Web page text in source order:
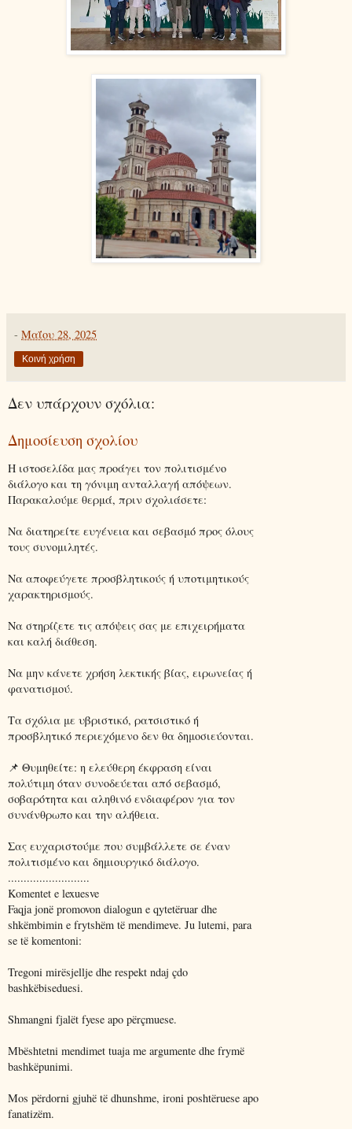
- Μαΐου 28, 2025
Κοινή χρήση
Δεν υπάρχουν σχόλια:
Δημοσίευση σχολίου
Η ιστοσελίδα μας προάγει τον πολιτισμένο
διάλογο και τη γόνιμη ανταλλαγή απόψεων.
Παρακαλούμε θερμά, πριν σχολιάσετε:
Να διατηρείτε ευγένεια και σεβασμό προς όλους
τους συνομιλητές.
Να αποφεύγετε προσβλητικούς ή υποτιμητικούς
χαρακτηρισμούς.
Να στηρίζετε τις απόψεις σας με επιχειρήματα
και καλή διάθεση.
Να μην κάνετε χρήση λεκτικής βίας, ειρωνείας ή
φανατισμού.
Τα σχόλια με υβριστικό, ρατσιστικό ή
προσβλητικό περιεχόμενο δεν θα δημοσιεύονται.
📌 Θυμηθείτε: η ελεύθερη έκφραση είναι
πολύτιμη όταν συνοδεύεται από σεβασμό,
σοβαρότητα και αληθινό ενδιαφέρον για τον
συνάνθρωπο και την αλήθεια.
Σας ευχαριστούμε που συμβάλλετε σε έναν
πολιτισμένο και δημιουργικό διάλογο.
..........................
Komentet e lexuesve
Faqja jonë promovon dialogun e qytetëruar dhe
shkëmbimin e frytshëm të mendimeve. Ju lutemi, para
se të komentoni:
Tregoni mirësjellje dhe respekt ndaj çdo
bashkëbiseduesi.
Shmangni fjalët fyese apo përçmuese.
Mbështetni mendimet tuaja me argumente dhe frymë
bashkëpunimi.
Mos përdorni gjuhë të dhunshme, ironi poshtëruese apo
fanatizëm.